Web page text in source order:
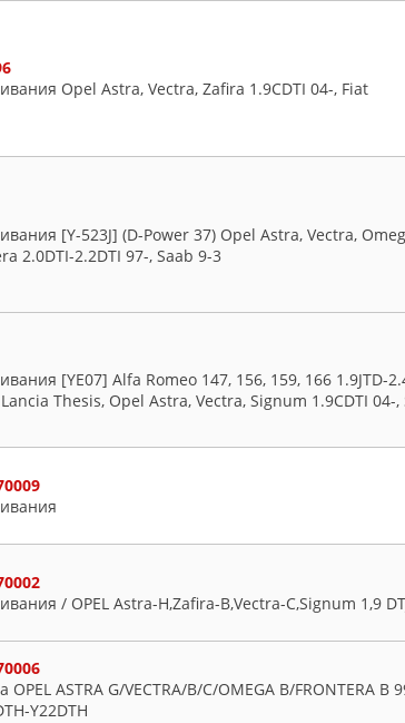
Opel Astra, Vectra, Zafira 1.9CDTI 04-, Fiat
[Y-523J] (D-Power 37) Opel Astra, Vectra,
2.0DTI-2.2DTI 97-, Saab 9-3
[YE07] Alfa Romeo 147, 156, 159, 166 1.9JTD-
Thesis, Opel Astra, Vectra, Signum 1.9CDTI 04-,
/ OPEL Astra-H,Zafira-B,Vectra-C,Signum 1,9
OPEL ASTRA G/VECTRA/B/C/OMEGA B/FRONTERA B
Y22DTH